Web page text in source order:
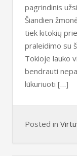
pagrindinis
Šiandien
tiek kitokių
praleidimo su
Tokioje lauko
bendrauti
lūkuriuoti […]
Posted in